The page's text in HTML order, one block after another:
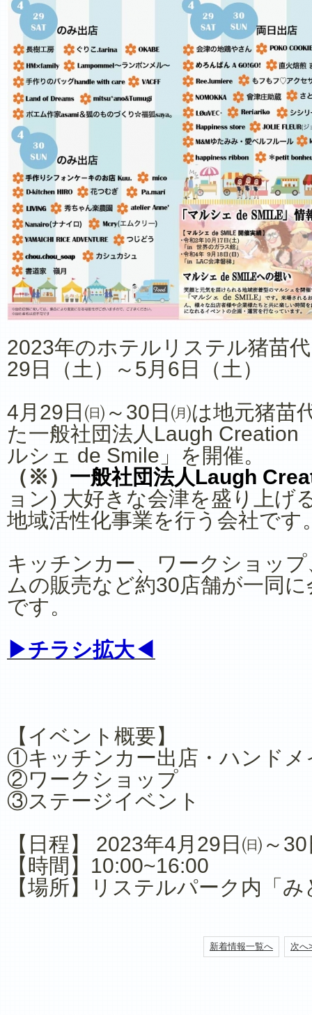
2023年のホテルリステル猪苗
29日（土）～5月6日（土）
4月29日㈰～30日㈪は地元猪苗
た一般社団法人Laugh
ルシェ de Smile」を開催。
（※） 一般社団法人Laugh
ョン) 大好きな会津を盛り上げ
地域活性化事業を行う会社です
キッチンカー、ワークショッ
ムの販売など約30店舗が一同
です。
▶チラシ拡大◀
【イベント概要】
①キッチンカー出店・ハンドメ
②ワークショップ
③ステージイベント
【日程】 2023年4月29日㈰～
【時間】10:00~16:00
【場所】リステルパーク内「
新着情報一覧へ 次へ